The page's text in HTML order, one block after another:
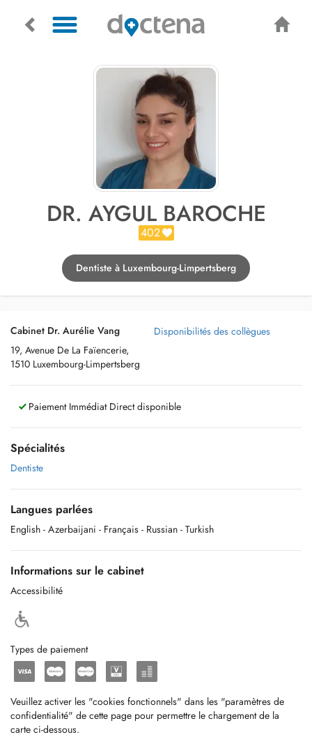
DR. AYGUL BAROCHE
402
Dentiste à Luxembourg-Limpertsberg
Cabinet Dr. Aurélie Vang
19, Avenue De La Faïencerie,
1510 Luxembourg-Limpertsberg
Disponibilités des collègues
Paiement Immédiat Direct disponible
Spécialités
Dentiste
Langues parlées
English - Azerbaijani - Français - Russian - Turkish
Informations sur le cabinet
Accessibilité
Types de paiement
Veuillez activer les "cookies fonctionnels" dans les "paramètres de
confidentialité" de cette page pour permettre le chargement de la
carte ci-dessous.